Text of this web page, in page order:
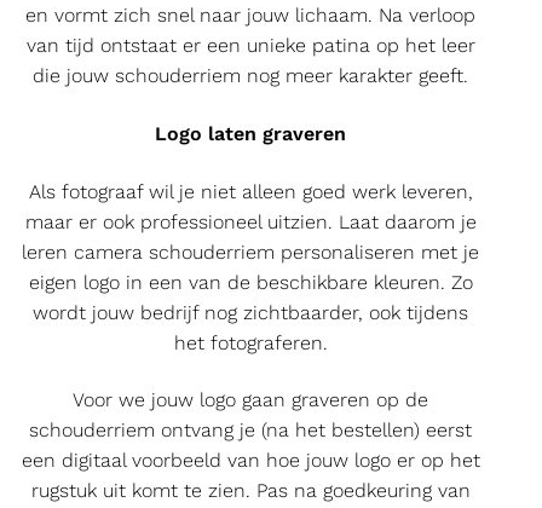
en vormt zich snel naar jouw lichaam. Na verloop
van tijd ontstaat er een unieke patina op het leer
die jouw schouderriem nog meer karakter geeft.
Logo laten graveren
Als fotograaf wil je niet alleen goed werk leveren,
maar er ook professioneel uitzien. Laat daarom je
leren camera schouderriem personaliseren met je
eigen logo in een van de beschikbare kleuren. Zo
wordt jouw bedrijf nog zichtbaarder, ook tijdens
het fotograferen.
Voor we jouw logo gaan graveren op de
schouderriem ontvang je (na het bestellen) eerst
een digitaal voorbeeld van hoe jouw logo er op het
rugstuk uit komt te zien. Pas na goedkeuring van